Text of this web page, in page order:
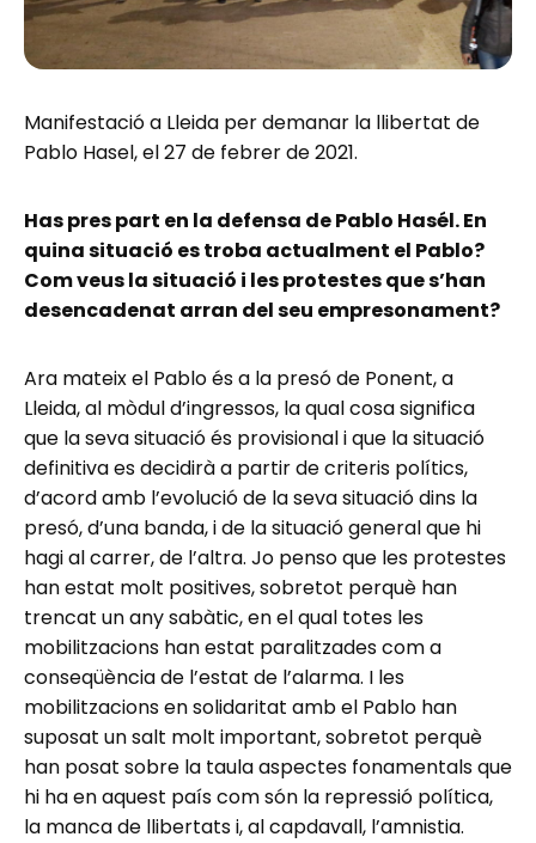
Manifestació a Lleida per demanar la llibertat de
Pablo Hasel, el 27 de febrer de 2021.
Has pres part en la defensa de Pablo Hasél. En
quina situació es troba actualment el Pablo?
Com veus la situació i les protestes que s’han
desencadenat arran del seu empresonament?
Ara mateix el Pablo és a la presó de Ponent, a
Lleida, al mòdul d’ingressos, la qual cosa significa
que la seva situació és provisional i que la situació
definitiva es decidirà a partir de criteris polítics,
d’acord amb l’evolució de la seva situació dins la
presó, d’una banda, i de la situació general que hi
hagi al carrer, de l’altra. Jo penso que les protestes
han estat molt positives, sobretot perquè han
trencat un any sabàtic, en el qual totes les
mobilitzacions han estat paralitzades com a
conseqüència de l’estat de l’alarma. I les
mobilitzacions en solidaritat amb el Pablo han
suposat un salt molt important, sobretot perquè
han posat sobre la taula aspectes fonamentals que
hi ha en aquest país com són la repressió política,
la manca de llibertats i, al capdavall, l’amnistia.